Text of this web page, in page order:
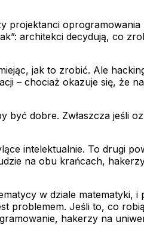
projektanci oprogramowania
architekci decydują, co
jak to zrobić. Ale
– chociaż okazuje się, że
być dobre. Zwłaszcza jeśli
intelektualnie. To drugi
na obu krańcach,
w dziale matematyki,
problemem. Jeśli to, co
hakerzy na